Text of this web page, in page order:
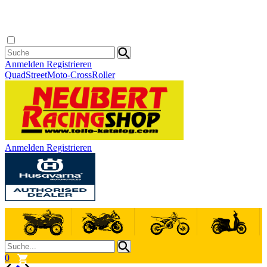
Anmelden Registrieren
QuadStreetMoto-CrossRoller
Anmelden Registrieren
0